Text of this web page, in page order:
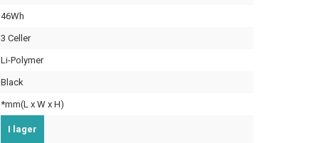
46Wh
3 Celler
Li-Polymer
Black
*mm(L x W x H)
I lager